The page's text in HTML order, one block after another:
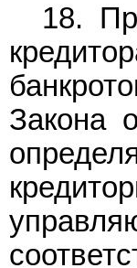
18.
Закона